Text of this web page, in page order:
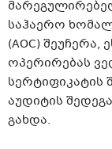
საჰაერო
(AOC) შეუჩერა,
ოპერირებას
სერტიფიკატის
აუდიტის
გახდა.